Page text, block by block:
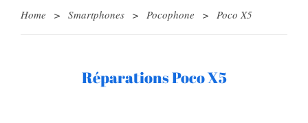
Home > Smartphones > Pocophone > Poco X5
Réparations Poco X5